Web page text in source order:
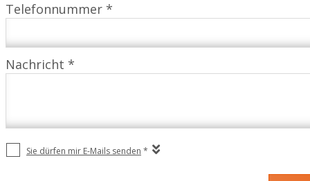
Telefonnummer *
Nachricht *
Sie dürfen mir E-Mails senden *